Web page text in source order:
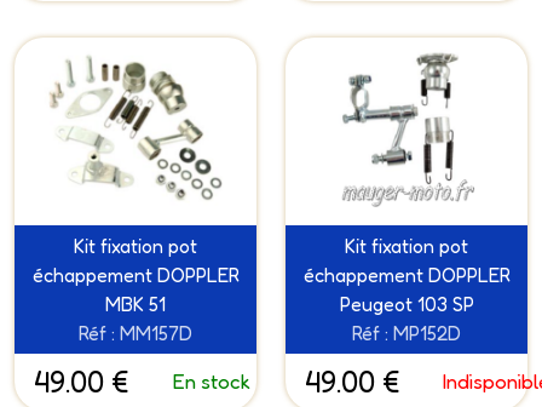
Kit fixation pot
échappement DOPPLER
MBK 51
Réf : MM157D
49.00 € En stock
Kit fixation pot
échappement DOPPLER
Peugeot 103 SP
Réf : MP152D
49.00 €